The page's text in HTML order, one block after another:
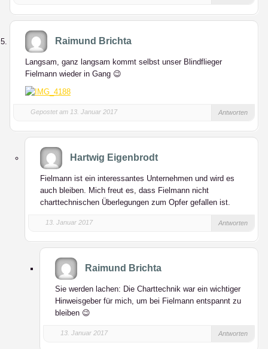
Raimund Brichta
Langsam, ganz langsam kommt selbst unser Blindflieger
Fielmann wieder in Gang 😉
Gepostet am 13. Januar 2017 Antworten
Hartwig Eigenbrodt
Fielmann ist ein interessantes Unternehmen und wird es
auch bleiben. Mich freut es, dass Fielmann nicht
charttechnischen Überlegungen zum Opfer gefallen ist.
13. Januar 2017 Antworten
Raimund Brichta
Sie werden lachen: Die Charttechnik war ein wichtiger
Hinweisgeber für mich, um bei Fielmann entspannt zu
bleiben 😉
13. Januar 2017 Antworten